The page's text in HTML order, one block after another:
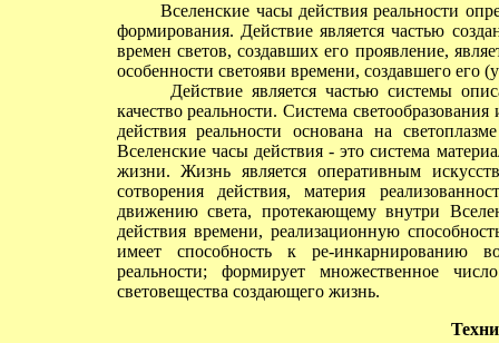
Вселенские часы действия реальности
формирования. Действие является частью
времен светов, создавших его проявление,
особенности светояви времени, создавшего его
Действие является частью системы
качество реальности. Система
действия реальности основана на
Вселенские часы действия - это система
жизни. Жизнь является оперативным
сотворения действия, материя
движению света, протекающему внутри
действия времени, реализационную
имеет способность к ре-инкарнированию
реальности; формирует множественное
световещества создающего жизнь.